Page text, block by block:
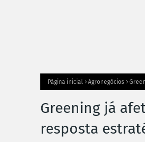
Página inicial Agronegócios
Greening já
resposta